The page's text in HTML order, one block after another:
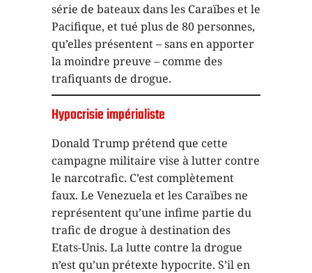
série de bateaux dans les Caraïbes et le
Pacifique, et tué plus de 80 personnes,
qu’elles présentent – sans en apporter
la moindre preuve – comme des
trafiquants de drogue.
Hypocrisie impérialiste
Donald Trump prétend que cette
campagne militaire vise à lutter contre
le narcotrafic. C’est complètement
faux. Le Venezuela et les Caraïbes ne
représentent qu’une infime partie du
trafic de drogue à destination des
Etats-Unis. La lutte contre la drogue
n’est qu’un prétexte hypocrite. S’il en